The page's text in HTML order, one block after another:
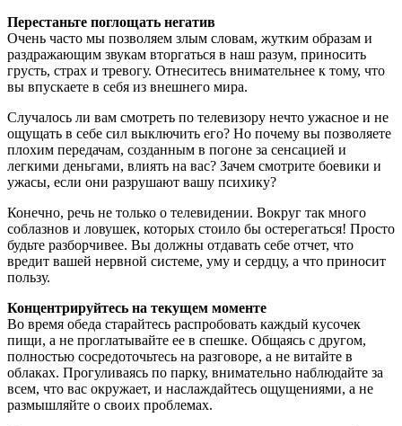
Перестаньте поглощать негатив
Очень часто мы позволяем злым словам, жутким образам и
раздражающим звукам вторгаться в наш разум, приносить
грусть, страх и тревогу. Отнеситесь внимательнее к тому, что
вы впускаете в себя из внешнего мира.
Случалось ли вам смотреть по телевизору нечто ужасное и не
ощущать в себе сил выключить его? Но почему вы позволяете
плохим передачам, созданным в погоне за сенсацией и
легкими деньгами, влиять на вас? Зачем смотрите боевики и
ужасы, если они разрушают вашу психику?
Конечно, речь не только о телевидении. Вокруг так много
соблазнов и ловушек, которых стоило бы остерегаться! Просто
будьте разборчивее. Вы должны отдавать себе отчет, что
вредит вашей нервной системе, уму и сердцу, а что приносит
пользу.
Концентрируйтесь на текущем моменте
Во время обеда старайтесь распробовать каждый кусочек
пищи, а не проглатывайте ее в спешке. Общаясь с другом,
полностью сосредоточьтесь на разговоре, а не витайте в
облаках. Прогуливаясь по парку, внимательно наблюдайте за
всем, что вас окружает, и наслаждайтесь ощущениями, а не
размышляйте о своих проблемах.